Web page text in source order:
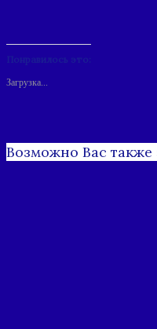
Понравилось это:
Загрузка...
Возможно Вас также